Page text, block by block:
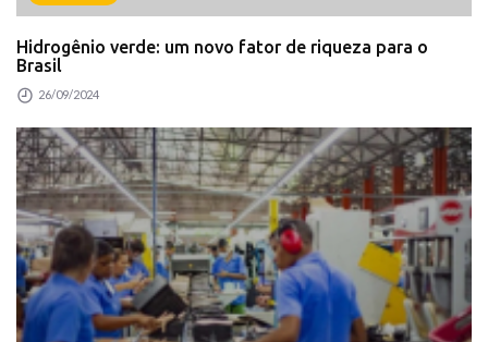
Hidrogênio verde: um novo fator de riqueza para o
Brasil
26/09/2024